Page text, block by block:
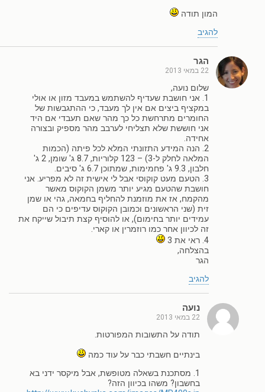
המון תודה
להגיב
הגר
22 במאי 2013
שלום נועה,
1. אני חושבת שעדיף להשתמש במעבד מזון או אולי
במקציף ביצים אם אין לך מעבד, כי ההתגבשות של
החומרים מתרחשת כל כך מהר שאם תעבדי אם היד
אני חוששת שלא תצליחי לערבב מהר מספיק ובצורה
אחידה.
2. הנה המידע התזונתי המלא לכל פיתה (הכמות
המלאה לחלק ל-3) – 123 קלוריות, 8.7 ג' שומן, 2 ג'
חלבון, 9.3 ג' פחמימות, שמתוכן 6.7 ג' סיבים.
3. הטעם מעט קוקוסי אבל לי אישית זה לא מפריע. אני
חושבת שהטעם מגיע יותר משמן הקוקוס מאשר
מהקמח, אז את מוזמנת להחליף בחמאה, גהי או שמן
זית (שני הראשונים וכמובן הקוקוס עדיפים כי הם
עמידים יותר בחימום), או להוסיף קצת תיבול שייקח את
זה לכיוון אחר כמו רוזמרין או קארי.
4. ראי את 3
בהצלחה,
הגר
להגיב
נועה
22 במאי 2013
תודה על התשובות המפורטות.
בינתיים חשבתי כבר על עוד כמה
1. מסתכנת בשאלה מטופשת, אבל מיקסר ידני בא
בחשבון? משהו בכיוון הזה?